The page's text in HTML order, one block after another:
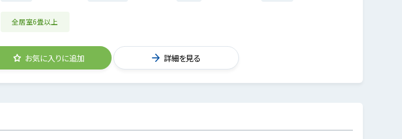
全居室6畳以上
お気に入りに追加 詳細を見る